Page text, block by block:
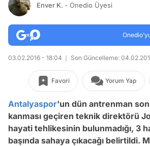
Enver K. - Onedio Üyesi
03.02.2016 - 18:04 Son Güncelleme:
Favori Yorum Yap
Antalyaspor'un dün antrenman
kanması geçiren teknik direktörü
hayati tehlikesinin bulunmadığı, 3
başında sahaya çıkacağı belirtildi.